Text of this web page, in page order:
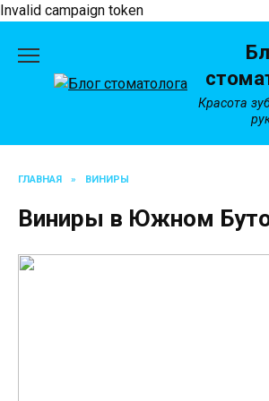
Invalid campaign token
содержанию
Красота
ГЛАВНАЯ » ВИНИРЫ
Виниры в Южном